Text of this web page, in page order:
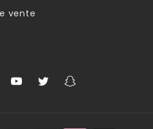
vente
YouTubeTwitterSnapchat